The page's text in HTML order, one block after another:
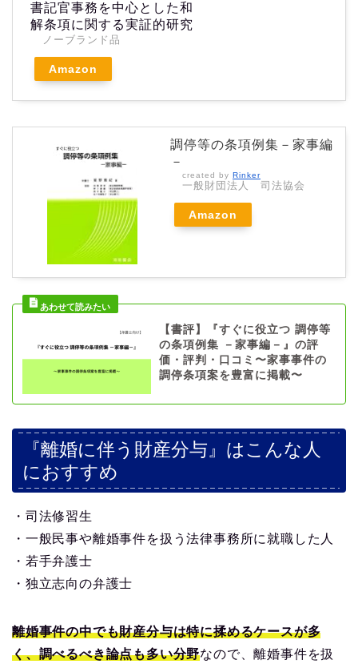
書記官事務を中心とした和
解条項に関する実証的研究
ノーブランド品
Amazon
調停等の条項例集－家事編
－
created by Rinker
一般財団法人 司法協会
Amazon
【書評】『すぐに役立つ 調停等
の条項例集 －家事編－』の評
価・評判・口コミ〜家事事件の
調停条項案を豊富に掲載〜
『離婚に伴う財産分与』はこんな人
におすすめ
・司法修習生
・一般民事や離婚事件を扱う法律事務所に就職した人
・若手弁護士
・独立志向の弁護士
離婚事件の中でも財産分与は特に揉めるケースが多
く、調べるべき論点も多い分野なので、離婚事件を扱